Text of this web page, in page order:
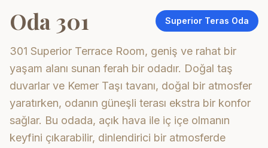
Oda 301 Superior Teras Oda
301 Superior Terrace Room, geniş ve rahat bir
yaşam alanı sunan ferah bir odadır. Doğal taş
duvarlar ve Kemer Taşı tavanı, doğal bir atmosfer
yaratırken, odanın güneşli terası ekstra bir konfor
sağlar. Bu odada, açık hava ile iç içe olmanın
keyfini çıkarabilir, dinlendirici bir atmosferde